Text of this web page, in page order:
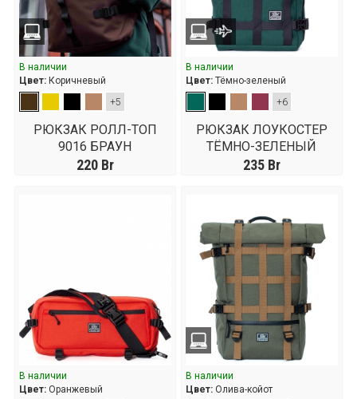
В наличии
Цвет: Коричневый
+5
РЮКЗАК РОЛЛ-ТОП
9016 БРАУН
220 Br
В наличии
Цвет:Тёмно-зеленый
+6
РЮКЗАК ЛОУКОСТЕР
ТЁМНО-ЗЕЛЕНЫЙ
235 Br
В наличии
Цвет:Оранжевый
В наличии
Цвет:Олива-койот